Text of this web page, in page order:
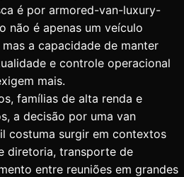
é por armored-van-luxury-
não é apenas um veículo
a capacidade de manter
e controle operacional
mais.
famílias de alta renda e
a decisão por uma van
costuma surgir em contextos
diretoria, transporte de
entre reuniões em grandes